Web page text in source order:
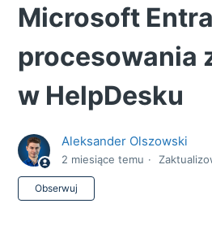
Microsoft
procesowania
w HelpDesku
Aleksander Olszowski
2 miesiące temu
Obserwuj